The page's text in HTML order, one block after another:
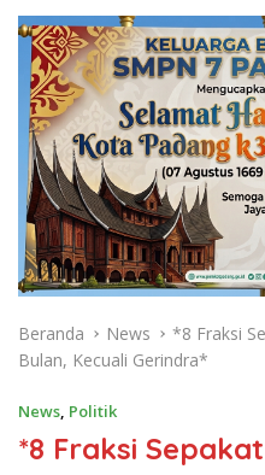
Beranda News
*8 Fraksi
Bulan, Kecuali Gerindra*
News, Politik
*8 Fraksi Sepakat